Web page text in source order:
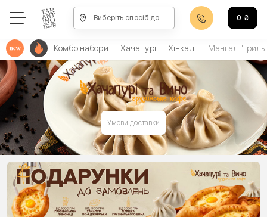
Виберіть спосіб доставки, щоб зробити замовлення 0 ₴
Умови доставки
Комбо набори Хачапурі Хінкалі Мангал